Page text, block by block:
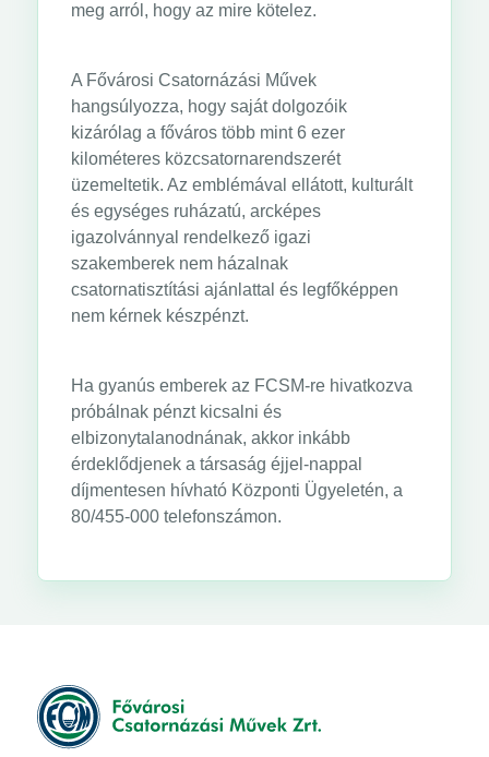
meg arról, hogy az mire kötelez.
A Fővárosi Csatornázási Művek
hangsúlyozza, hogy saját dolgozóik
kizárólag a főváros több mint 6 ezer
kilométeres közcsatornarendszerét
üzemeltetik. Az emblémával ellátott, kulturált
és egységes ruházatú, arcképes
igazolvánnyal rendelkező igazi
szakemberek nem házalnak
csatornatisztítási ajánlattal és legfőképpen
nem kérnek készpénzt.
Ha gyanús emberek az FCSM-re hivatkozva
próbálnak pénzt kicsalni és
elbizonytalanodnának, akkor inkább
érdeklődjenek a társaság éjjel-nappal
díjmentesen hívható Központi Ügyeletén, a
80/455-000 telefonszámon.